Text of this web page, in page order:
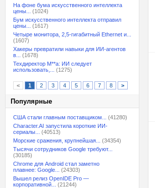
На фоне бума искусственного интеллекта
цены...
(1024)
Бум искусственного интеллекта отправил
цены...
(1617)
Четыре монитора, 2,5-гигабитный Ethernet и...
(1607)
Хакеры превратили навыки для ИИ-агентов
в...
(1678)
Техдиректор M**a: ИИ следует
использовать,...
(1275)
< 1 2 3 4 5 6 7 8 >
Популярные
США стали главным поставщиком...
(41280)
Character.AI запустила короткие ИИ-
сериалы...
(40513)
Морские сражения, крупнейшая...
(34354)
Тысячи сотрудников Google требуют...
(30185)
Chrome для Android стал заметно
плавнее: Google...
(24303)
Вышел релиз OpenIDE Pro —
корпоративной...
(21244)